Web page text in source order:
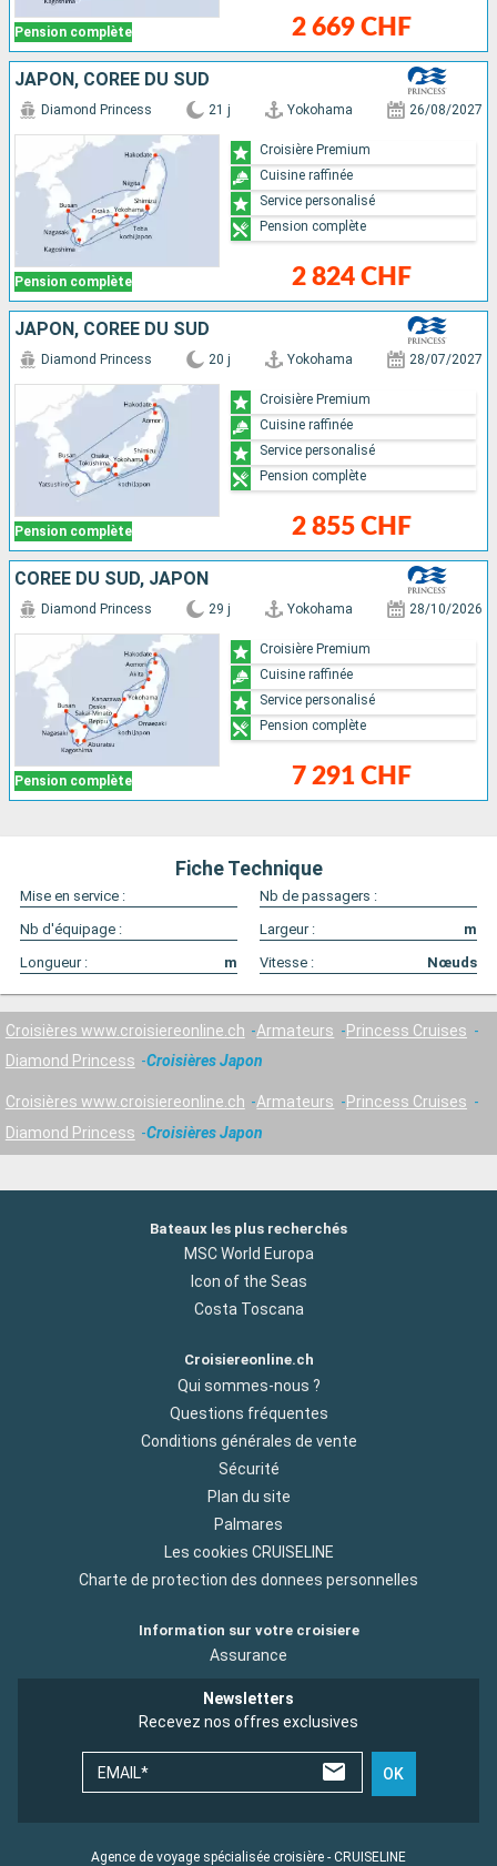
Pension complète 2 669 CHF
JAPON, CORÉE DU SUD
Pension complète
Diamond Princess 21 j Yokohama 26/08/2027
2 824 CHF
Croisière Premium
Cuisine raffinée
Service personalisé
Pension complète
JAPON, CORÉE DU SUD
Pension complète
Diamond Princess 20 j Yokohama 28/07/2027
2 855 CHF
Croisière Premium
Cuisine raffinée
Service personalisé
Pension complète
CORÉE DU SUD, JAPON
Pension complète
Diamond Princess 29 j Yokohama 28/10/2026
7 291 CHF
Croisière Premium
Cuisine raffinée
Service personalisé
Pension complète
Fiche Technique
Mise en service :
Nb de passagers :
Nb d'équipage :
Largeur :
m
Longueur :
m Vitesse : Nœuds
Croisières www.croisiereonline.ch Armateurs
Princess Cruises
Diamond Princess
Croisières Japon
Croisières www.croisiereonline.ch Armateurs
Princess Cruises
Diamond Princess
Croisières Japon
Bateaux les plus recherchés
MSC World Europa
Icon of the Seas
Costa Toscana
Croisiereonline.ch
Qui sommes-nous ?
Questions fréquentes
Conditions générales de vente
Sécurité
Plan du site
Palmares
Les cookies CRUISELINE
Charte de protection des donnees personnelles
Information sur votre croisiere
Assurance
Newsletters
Recevez nos offres exclusives
EMAIL* OK
Agence de voyage spécialisée croisière - CRUISELINE